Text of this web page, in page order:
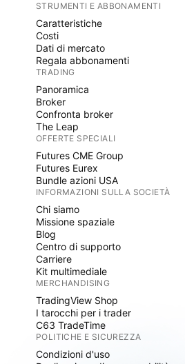
STRUMENTI E ABBONAMENTI
Caratteristiche
Costi
Dati di mercato
Regala abbonamenti
TRADING
Panoramica
Broker
Confronta broker
The Leap
OFFERTE SPECIALI
Futures CME Group
Futures Eurex
Bundle azioni USA
INFORMAZIONI SULLA SOCIETÀ
Chi siamo
Missione spaziale
Blog
Centro di supporto
Carriere
Kit multimediale
MERCHANDISING
TradingView Shop
I tarocchi per i trader
C63 TradeTime
POLITICHE E SICUREZZA
Condizioni d'uso